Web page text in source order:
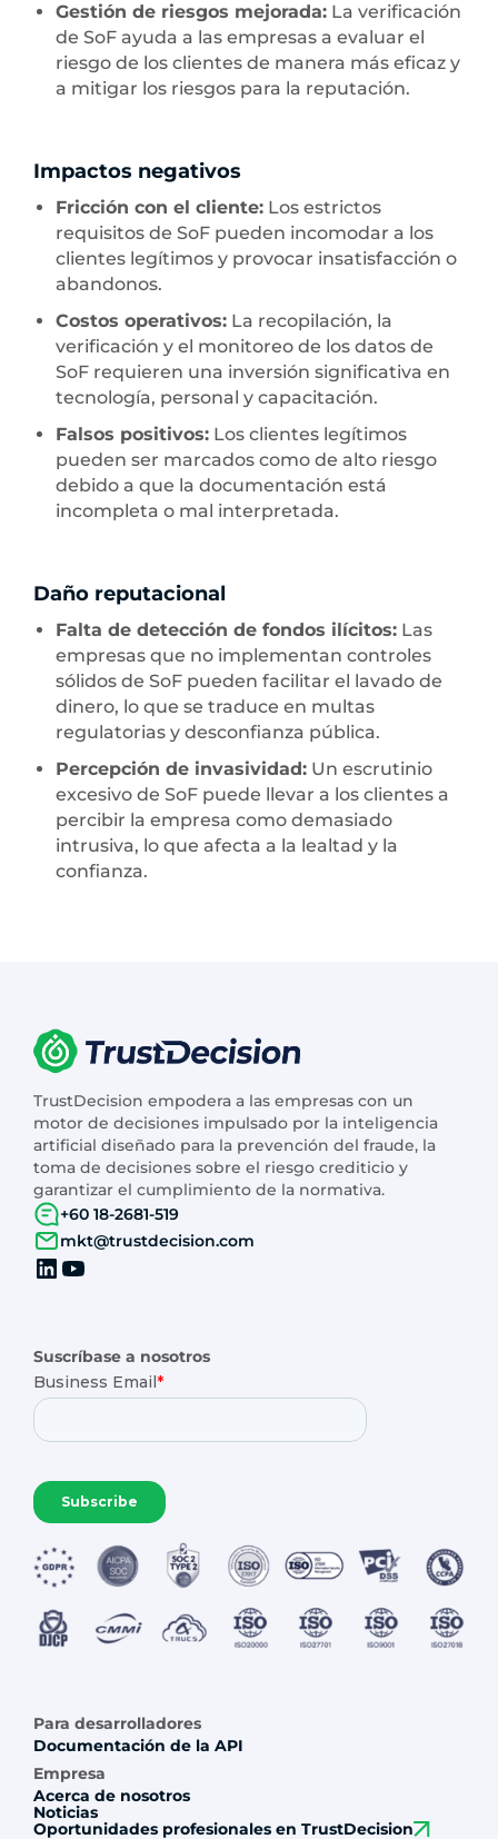
Gestión de riesgos mejorada: La verificación
de SoF ayuda a las empresas a evaluar el
riesgo de los clientes de manera más eficaz y
a mitigar los riesgos para la reputación.
Impactos negativos
Fricción con el cliente: Los estrictos
requisitos de SoF pueden incomodar a los
clientes legítimos y provocar insatisfacción o
abandonos.
Costos operativos: La recopilación, la
verificación y el monitoreo de los datos de
SoF requieren una inversión significativa en
tecnología, personal y capacitación.
Falsos positivos: Los clientes legítimos
pueden ser marcados como de alto riesgo
debido a que la documentación está
incompleta o mal interpretada.
Daño reputacional
Falta de detección de fondos ilícitos: Las
empresas que no implementan controles
sólidos de SoF pueden facilitar el lavado de
dinero, lo que se traduce en multas
regulatorias y desconfianza pública.
Percepción de invasividad: Un escrutinio
excesivo de SoF puede llevar a los clientes a
percibir la empresa como demasiado
intrusiva, lo que afecta a la lealtad y la
confianza.
TrustDecision empodera a las empresas con un
motor de decisiones impulsado por la inteligencia
artificial diseñado para la prevención del fraude, la
toma de decisiones sobre el riesgo crediticio y
garantizar el cumplimiento de la normativa.
+60 18-2681-519
mkt@trustdecision.com
Suscríbase a nosotros
Para desarrolladores
Documentación de la API
Empresa
Acerca de nosotros
Noticias
Oportunidades profesionales en TrustDecision